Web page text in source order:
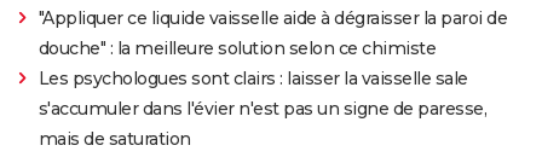
"Appliquer ce liquide vaisselle aide à dégraisser la paroi de
douche" : la meilleure solution selon ce chimiste
Les psychologues sont clairs : laisser la vaisselle sale
s'accumuler dans l'évier n'est pas un signe de paresse,
mais de saturation